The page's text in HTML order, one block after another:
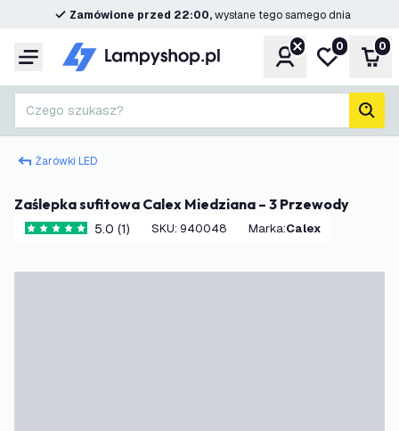
Zamówione przed 22:00,wysłane tego samego dnia
Menu KontoMoja lista
0 0
Czego szukasz?
Żarówki LED
Zaślepka sufitowa Calex Miedziana – 3 Przewody
5 Gwiazdki oceny
5.0 (1) SKU: 940048 Marka: Calex